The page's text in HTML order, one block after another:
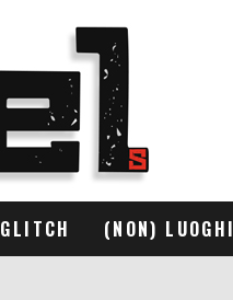
GLITCH (NON) LUOGHI